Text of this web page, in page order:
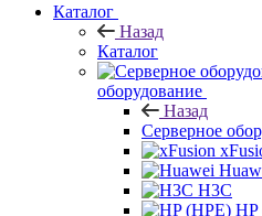
Каталог
Назад
Каталог
оборудование
Назад
Серверное
H3C
HP